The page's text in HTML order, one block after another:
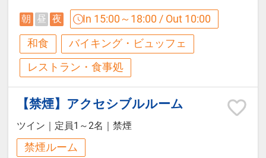
滞在にも適した造りです。 最大5名
様までご宿泊いただけるのでグルー
プ旅行や、お祝いなどの記念日旅行
にもご利用いただけます。
お風呂は大浴場と同じ温泉なので24
時間、お好きな時間にご堪能下さ
い。
用はできません。クレジットカー
ド、モバイル決済（ＱＲ決済）、交
通系ICのご利用となります。
【お食事】
四季に拘った料理の数々は、一品一
品を組み合わせることで新しい味覚
と愉しさを演出する、 料理長が趣向
朝 昼 夜 In 15:00～18:00 / Out 10:00
和食
バイキング・ビュッフェ
レストラン・食事処
【禁煙】アクセシブルルーム
ツイン ｜ 定員1～2名 ｜ 禁煙
禁煙ルーム